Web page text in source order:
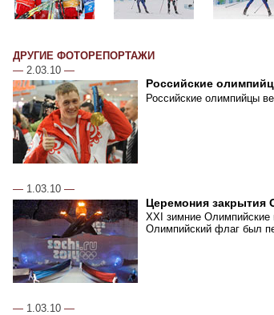
ДРУГИЕ ФОТОРЕПОРТАЖИ
— 2.03.10 —
Российские
Российские олимпийцы
— 1.03.10 —
Церемония закрытия
XXI зимние Олимпийские
Олимпийский флаг был
— 1.03.10 —